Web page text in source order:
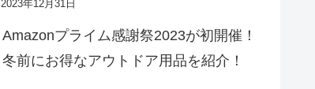
2023年12月31日
Amazonプライム感謝祭2023が初開催！
冬前にお得なアウトドア用品を紹介！